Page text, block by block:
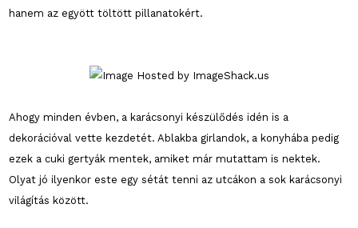
hanem az egyött töltött pillanatokért.
Ahogy minden évben, a karácsonyi készülődés idén is a
dekorációval vette kezdetét. Ablakba girlandok, a konyhába pedig
ezek a cuki gertyák mentek, amiket már mutattam is nektek.
Olyat jó ilyenkor este egy sétát tenni az utcákon a sok karácsonyi
világítás között.